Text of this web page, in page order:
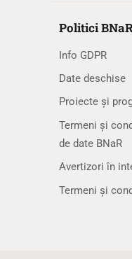
Politici
Info GDPR
Date deschise
Proiecte și
Termeni și
de date BNaR
Avertizori în
Termeni și